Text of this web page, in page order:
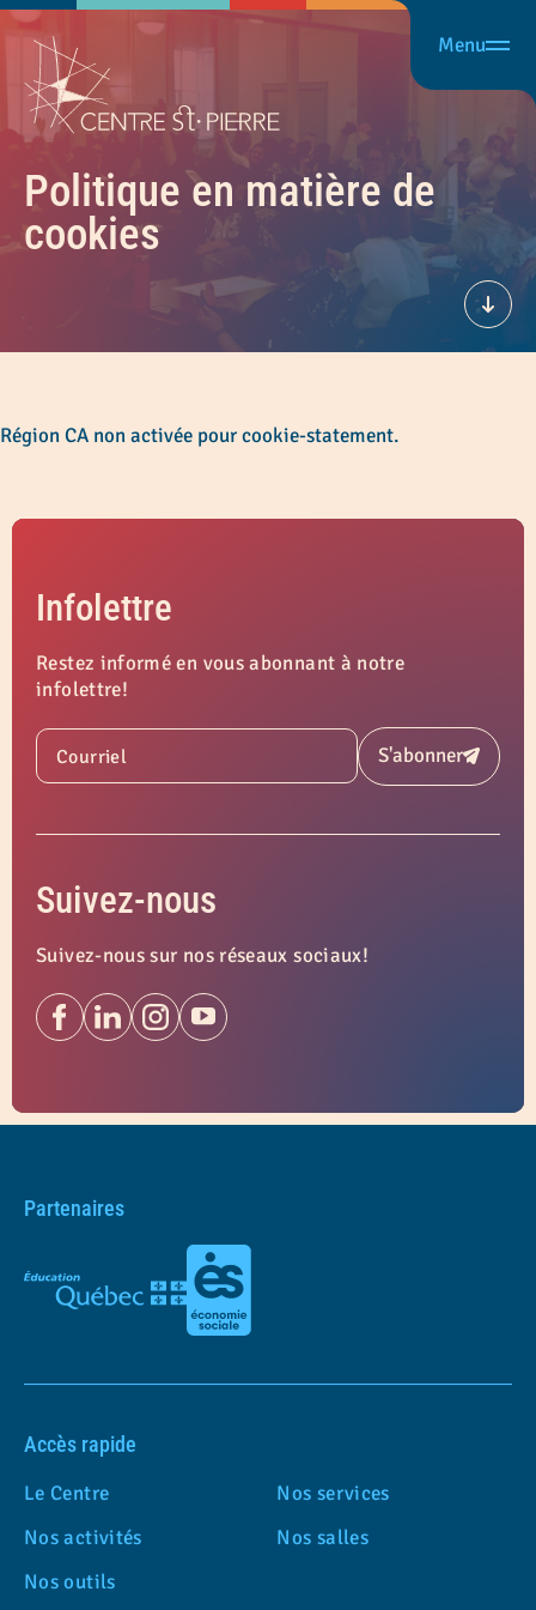
Menu
Politique en matière de
cookies
Région CA non activée pour cookie-statement.
Infolettre
Restez informé en vous abonnant à notre
infolettre!
Courriel S'abonnerSoumettre
Suivez-nous
Suivez-nous sur nos réseaux sociaux!
Partenaires
Accès rapide
Le Centre
Nos services
Nos activités
Nos salles
Nos outils